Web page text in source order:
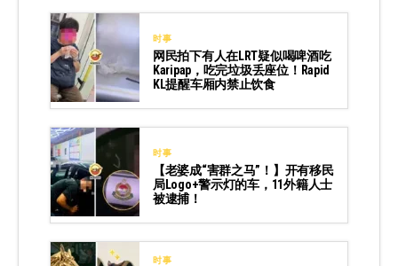
时事
网民拍下有人在LRT疑似喝啤酒吃
Karipap，吃完垃圾丢座位！Rapid
KL提醒车厢内禁止饮食
时事
【老婆成“害群之马”！】开有移民
局Logo+警示灯的车，11外籍人士
被逮捕！
时事